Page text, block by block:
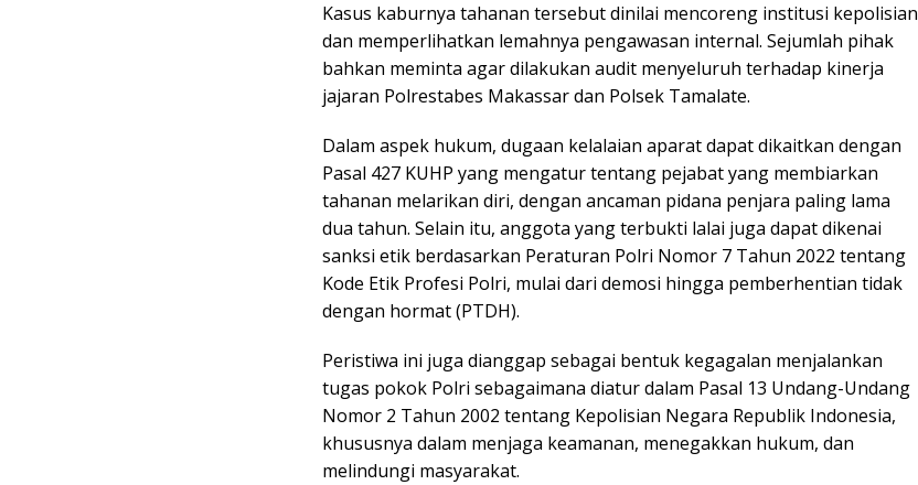
Kasus kaburnya tahanan tersebut dinilai mencoreng institusi kepolisian
dan memperlihatkan lemahnya pengawasan internal. Sejumlah pihak
bahkan meminta agar dilakukan audit menyeluruh terhadap kinerja
jajaran Polrestabes Makassar dan Polsek Tamalate.
Dalam aspek hukum, dugaan kelalaian aparat dapat dikaitkan dengan
Pasal 427 KUHP yang mengatur tentang pejabat yang membiarkan
tahanan melarikan diri, dengan ancaman pidana penjara paling lama
dua tahun. Selain itu, anggota yang terbukti lalai juga dapat dikenai
sanksi etik berdasarkan Peraturan Polri Nomor 7 Tahun 2022 tentang
Kode Etik Profesi Polri, mulai dari demosi hingga pemberhentian tidak
dengan hormat (PTDH).
Peristiwa ini juga dianggap sebagai bentuk kegagalan menjalankan
tugas pokok Polri sebagaimana diatur dalam Pasal 13 Undang-Undang
Nomor 2 Tahun 2002 tentang Kepolisian Negara Republik Indonesia,
khususnya dalam menjaga keamanan, menegakkan hukum, dan
melindungi masyarakat.